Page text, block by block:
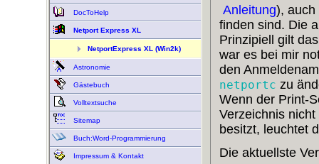
DocToHelp
Netport Express XL
NetportExpress XL (Win2k)
Astronomie
Gästebuch
Volltextsuche
Sitemap
Buch:Word-Programmierung
Impressum & Kontakt
Anleitung), auch
finden sind. Die
Prinzipiell gilt
war es bei mir
den
netportc zu
Wenn der Print-
Verzeichnis
besitzt, leuchtet
Die aktuellste